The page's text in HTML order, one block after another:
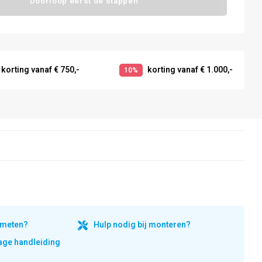
korting vanaf € 750,- 10% korting vanaf € 1.000,-
Hulp nodig bij monteren?
handleiding